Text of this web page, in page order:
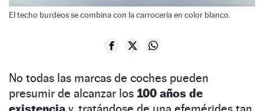
El techo burdeos se combina con la carrocería en color blanco.
No todas las marcas de coches pueden
presumir de alcanzar los 100 años de